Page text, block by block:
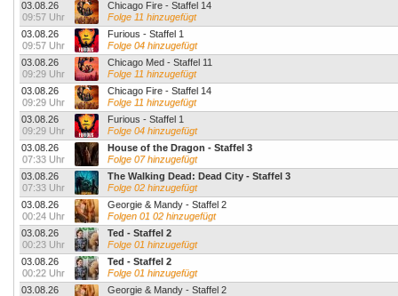
03.08.26
09:57 Uhr
Chicago Fire - Staffel 14
Folge 11 hinzugefügt
03.08.26
09:57 Uhr
Furious - Staffel 1
Folge 04 hinzugefügt
03.08.26
09:29 Uhr
Chicago Med - Staffel 11
Folge 11 hinzugefügt
03.08.26
09:29 Uhr
Chicago Fire - Staffel 14
Folge 11 hinzugefügt
03.08.26
09:29 Uhr
Furious - Staffel 1
Folge 04 hinzugefügt
03.08.26
07:33 Uhr
House of the Dragon - Staffel 3
Folge 07 hinzugefügt
03.08.26
07:33 Uhr
The Walking Dead: Dead City - Staffel 3
Folge 02 hinzugefügt
03.08.26
00:24 Uhr
Georgie & Mandy - Staffel 2
Folgen 01 02 hinzugefügt
03.08.26
00:23 Uhr
Ted - Staffel 2
Folge 01 hinzugefügt
03.08.26
00:22 Uhr
Ted - Staffel 2
Folge 01 hinzugefügt
03.08.26
Georgie & Mandy - Staffel 2